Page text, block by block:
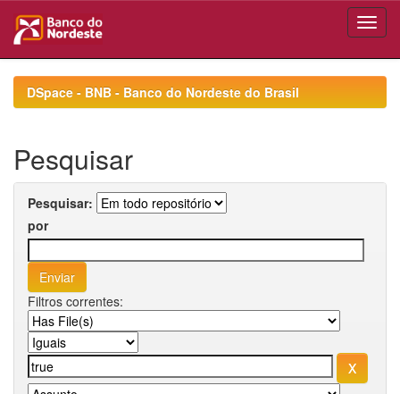
navigationDSpace - BNB - Banco do Nordeste do Brasil
Pesquisar
Pesquisar:
por
Filtros correntes: